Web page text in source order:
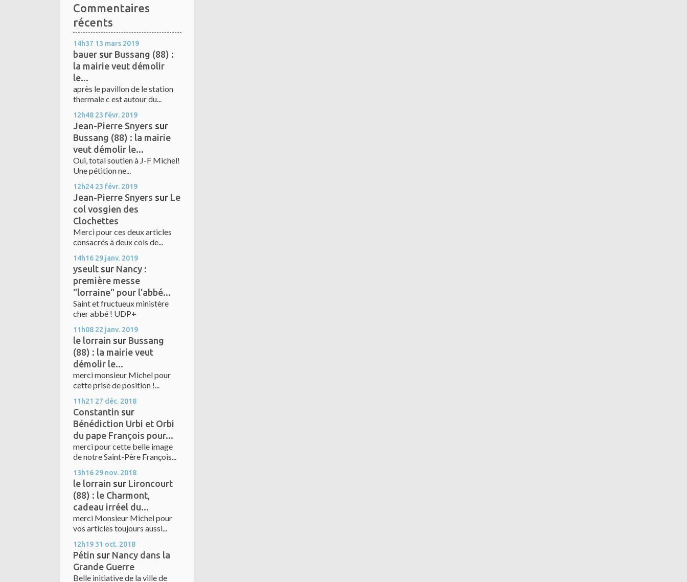
Commentaires
récents
14h37 13 mars 2019
bauer sur Bussang (88) :
la mairie veut démolir
le...
après le pavillon de le station
thermale c est autour du...
12h48 23 févr. 2019
Jean-Pierre Snyers sur
Bussang (88) : la mairie
veut démolir le...
Oui, total soutien à J-F Michel!
Une pétition ne...
12h24 23 févr. 2019
Jean-Pierre Snyers sur Le
col vosgien des
Clochettes
Merci pour ces deux articles
consacrés à deux cols de...
14h16 29 janv. 2019
yseult sur Nancy :
première messe
"lorraine" pour l'abbé...
Saint et fructueux ministère
cher abbé ! UDP+
11h08 22 janv. 2019
le lorrain sur Bussang
(88) : la mairie veut
démolir le...
merci monsieur Michel pour
cette prise de position !...
11h21 27 déc. 2018
Constantin sur
Bénédiction Urbi et Orbi
du pape François pour...
merci pour cette belle image
de notre Saint-Père François...
13h16 29 nov. 2018
le lorrain sur Lironcourt
(88) : le Charmont,
cadeau irréel du...
merci Monsieur Michel pour
vos articles toujours aussi...
12h19 31 oct. 2018
Pétin sur Nancy dans la
Grande Guerre
Belle initiative de la ville de